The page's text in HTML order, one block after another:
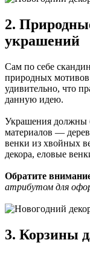
2.
украшений
Сам по себе
природных
удивительно, что
данную идею.
Украшения должны
материалов —
венки из хвойных
декора, еловые
Обратите
атрибутом для
3. Корзины